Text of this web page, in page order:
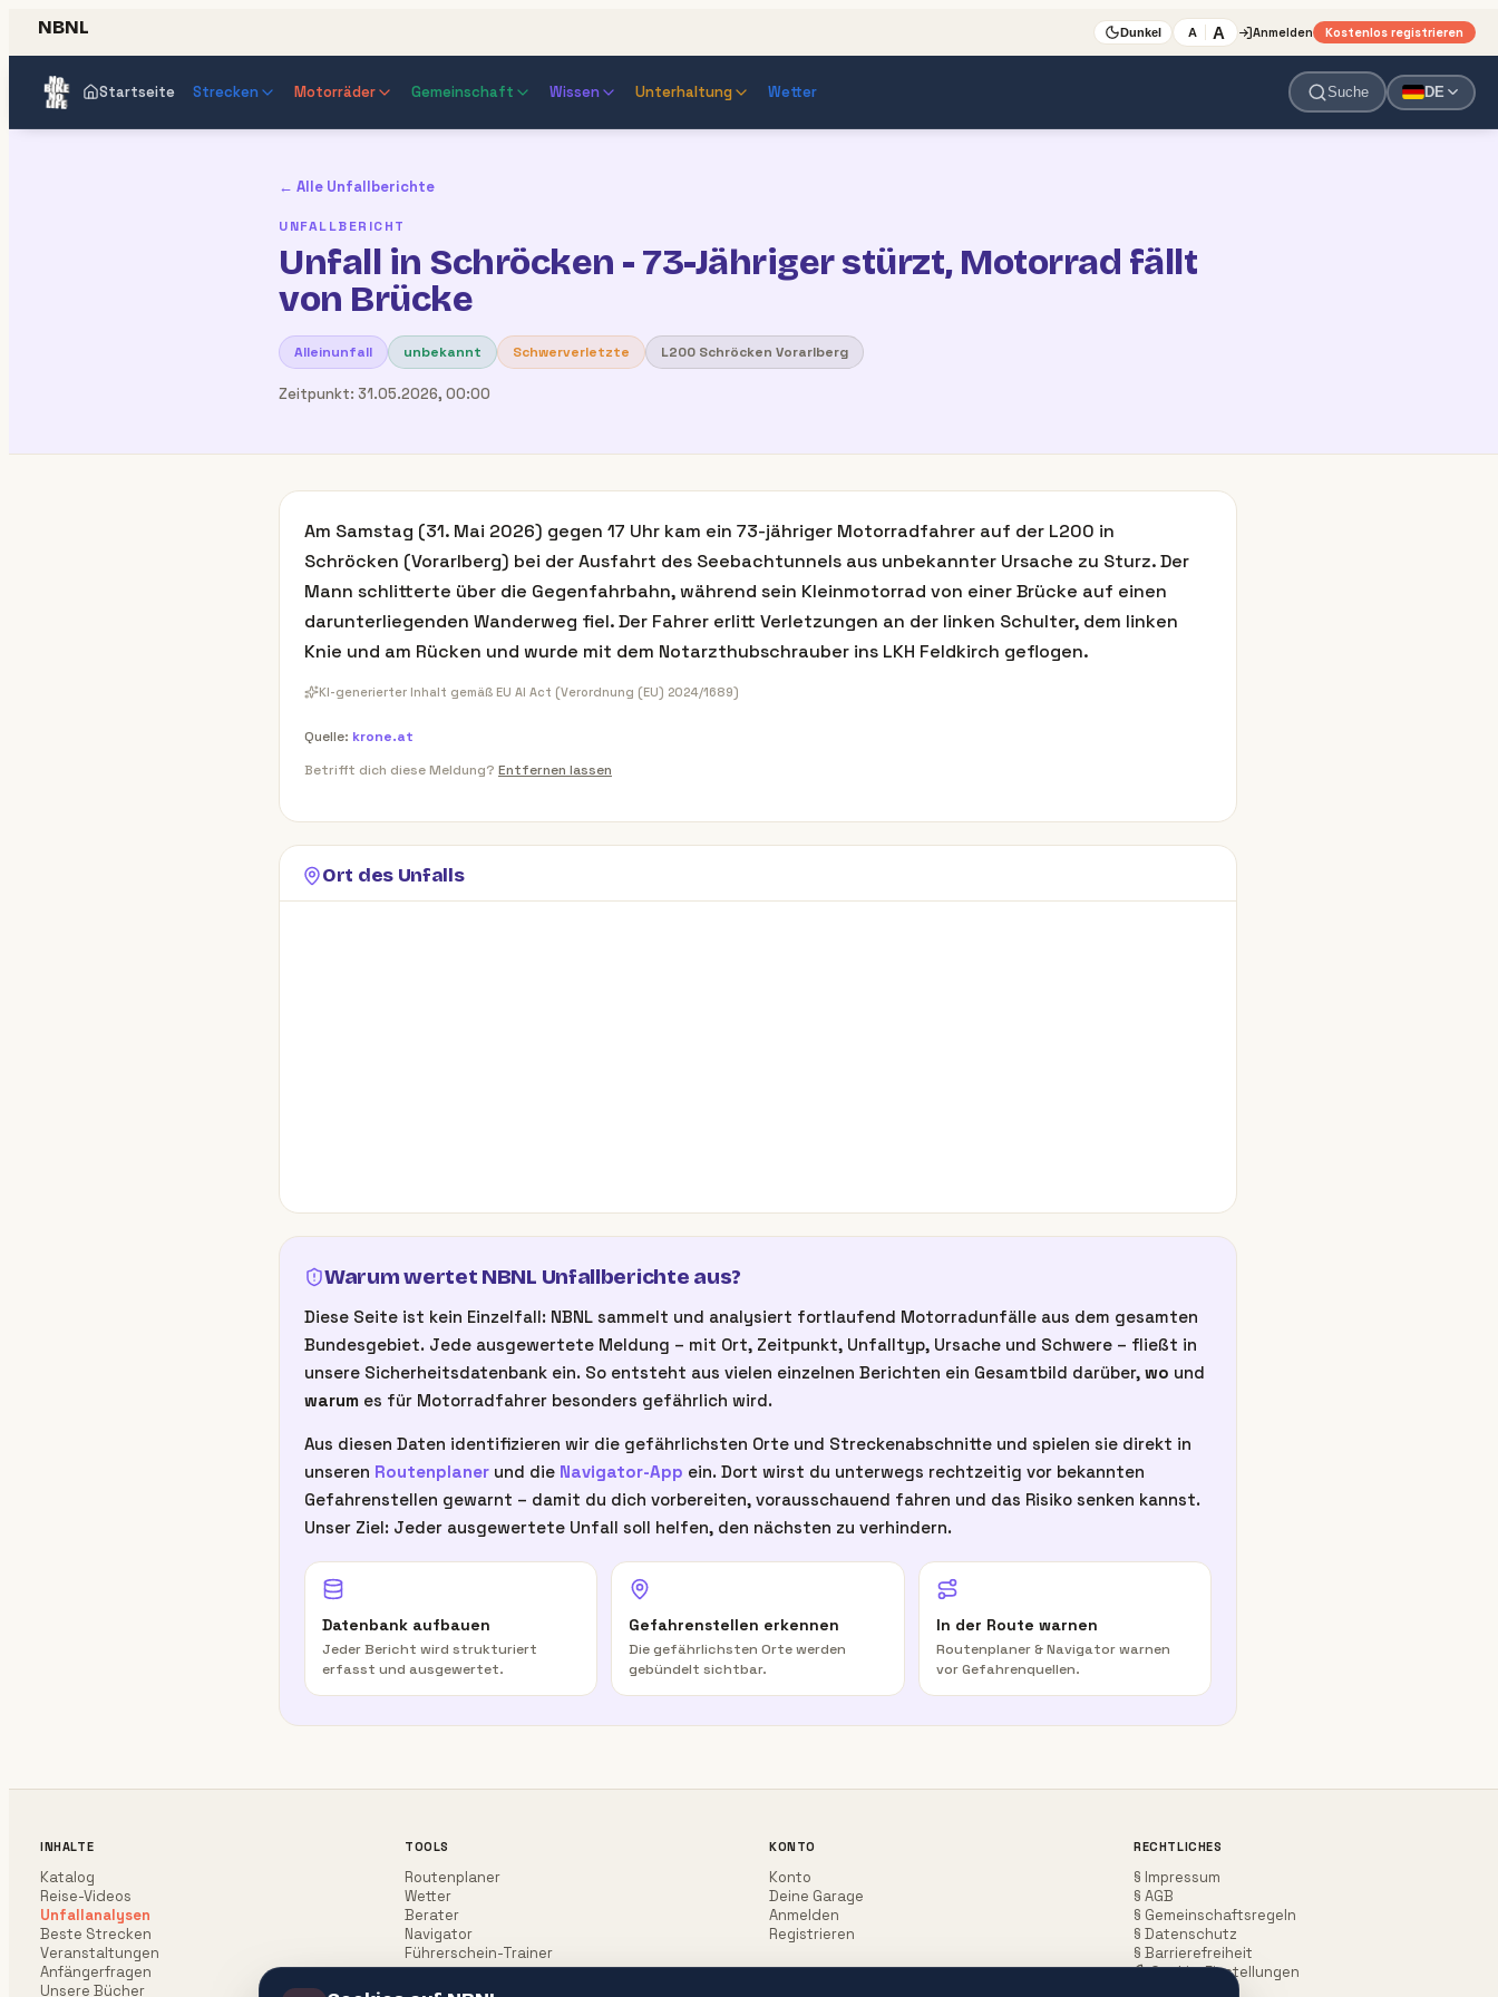
NBNL Dunkel A A Anmelden Kostenlos registrieren
Startseite Strecken Motorräder Gemeinschaft Wissen Unterhaltung Wetter Suche DE
← Alle Unfallberichte
UNFALLBERICHT
Unfall in Schröcken - 73-Jähriger stürzt, Motorrad fällt
von Brücke
Alleinunfall unbekannt Schwerverletzte L200 Schröcken Vorarlberg
Zeitpunkt: 31.05.2026, 00:00
Am Samstag (31. Mai 2026) gegen 17 Uhr kam ein 73-jähriger Motorradfahrer auf der L200 in
Schröcken (Vorarlberg) bei der Ausfahrt des Seebachtunnels aus unbekannter Ursache zu Sturz. Der
Mann schlitterte über die Gegenfahrbahn, während sein Kleinmotorrad von einer Brücke auf einen
darunterliegenden Wanderweg fiel. Der Fahrer erlitt Verletzungen an der linken Schulter, dem linken
Knie und am Rücken und wurde mit dem Notarzthubschrauber ins LKH Feldkirch geflogen.
KI-generierter Inhalt gemäß EU AI Act (Verordnung (EU) 2024/1689)
Quelle: krone.at
Betrifft dich diese Meldung? Entfernen lassen
Ort des Unfalls
Warum wertet NBNL Unfallberichte aus?
Diese Seite ist kein Einzelfall: NBNL sammelt und analysiert fortlaufend Motorradunfälle aus dem gesamten
Bundesgebiet. Jede ausgewertete Meldung – mit Ort, Zeitpunkt, Unfalltyp, Ursache und Schwere – fließt in
unsere Sicherheitsdatenbank ein. So entsteht aus vielen einzelnen Berichten ein Gesamtbild darüber, wo und
warum es für Motorradfahrer besonders gefährlich wird.
Aus diesen Daten identifizieren wir die gefährlichsten Orte und Streckenabschnitte und spielen sie direkt in
unseren Routenplaner und die Navigator-App ein. Dort wirst du unterwegs rechtzeitig vor bekannten
Gefahrenstellen gewarnt – damit du dich vorbereiten, vorausschauend fahren und das Risiko senken kannst.
Unser Ziel: Jeder ausgewertete Unfall soll helfen, den nächsten zu verhindern.
Datenbank aufbauen
Jeder Bericht wird strukturiert
erfasst und ausgewertet.
Gefahrenstellen erkennen
Die gefährlichsten Orte werden
gebündelt sichtbar.
In der Route warnen
Routenplaner & Navigator warnen
vor Gefahrenquellen.
INHALTE
Katalog
Reise-Videos
Unfallanalysen
Beste Strecken
Veranstaltungen
Anfängerfragen
Unsere Bücher
TOOLS
Routenplaner
Wetter
Berater
Navigator
Führerschein-Trainer
KONTO
Konto
Deine Garage
Anmelden
Registrieren
RECHTLICHES
§ Impressum
§ AGB
§ Gemeinschaftsregeln
§ Datenschutz
§ Barrierefreiheit
Cookie-Einstellungen